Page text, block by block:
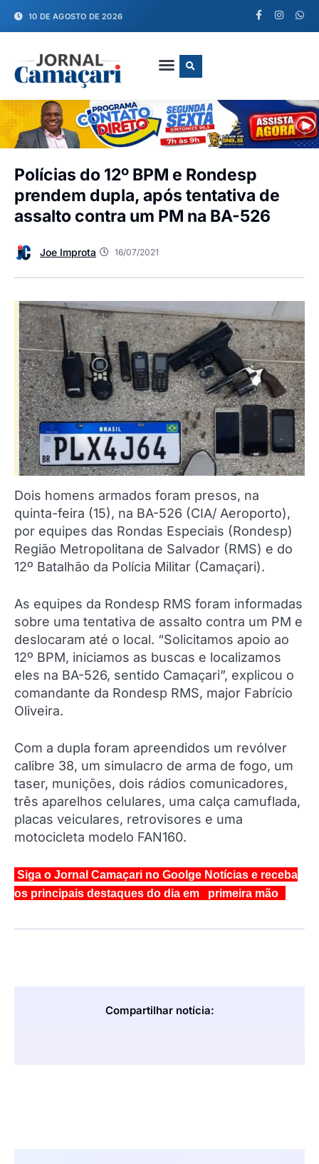
10 DE AGOSTO DE 2026
Polícias do 12º BPM e Rondesp
prendem dupla, após tentativa de
assalto contra um PM na BA-526
Joe Improta 16/07/2021
Dois homens armados foram presos, na
quinta-feira (15), na BA-526 (CIA/ Aeroporto),
por equipes das Rondas Especiais (Rondesp)
Região Metropolitana de Salvador (RMS) e do
12º Batalhão da Polícia Militar (Camaçari).
As equipes da Rondesp RMS foram informadas
sobre uma tentativa de assalto contra um PM e
deslocaram até o local. “Solicitamos apoio ao
12º BPM, iniciamos as buscas e localizamos
eles na BA-526, sentido Camaçari”, explicou o
comandante da Rondesp RMS, major Fabrício
Oliveira.
Com a dupla foram apreendidos um revólver
calibre 38, um simulacro de arma de fogo, um
taser, munições, dois rádios comunicadores,
três aparelhos celulares, uma calça camuflada,
placas veiculares, retrovisores e uma
motocicleta modelo FAN160.
Siga o Jornal Camaçari no Goolge Notícias e receba
os principais destaques do dia em primeira mão
Compartilhar notícia: